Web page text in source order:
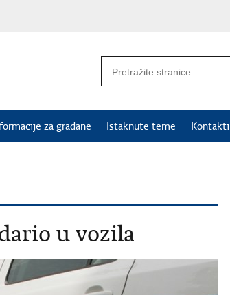
za građane Istaknute teme Kontakti
u vozila